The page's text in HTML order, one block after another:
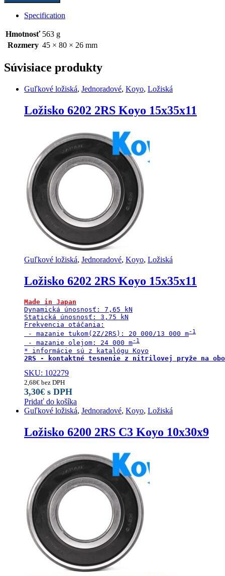
JR
Koyo
45x80x26
quantity
Specification
Hmotnosť 563 g
Rozmery 45 × 80 × 26 mm
Súvisiace produkty
Guľkové ložiská, Jednoradové, Koyo, Ložiská
Ložisko 6202 2RS Koyo 15x35x11
Guľkové ložiská, Jednoradové, Koyo, Ložiská
Ložisko 6202 2RS Koyo 15x35x11
Made in Japan
Dynamická únosnosť: 7,65 kN
Statická únosnosť: 3,75 kN
Frekvencia otáčania:
- mazanie tukom(2Z/2RS): 20 000/13 000 m
- mazanie olejom: 24 000 m
2RS - kontaktné tesnenie z nitrilovej pryže na
SKU: 102279
2,68€ bez DPH
3,30€ s DPH
Pridať do košíka
Guľkové ložiská, Jednoradové, Koyo, Ložiská
Ložisko 6200 2RS C3 Koyo 10x30x9